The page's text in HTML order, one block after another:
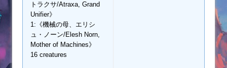
トラクサ/Atraxa, Grand
Unifier》
1:《機械の母、エリシ
ュ・ノーン/Elesh Norn,
Mother of Machines》
16 creatures